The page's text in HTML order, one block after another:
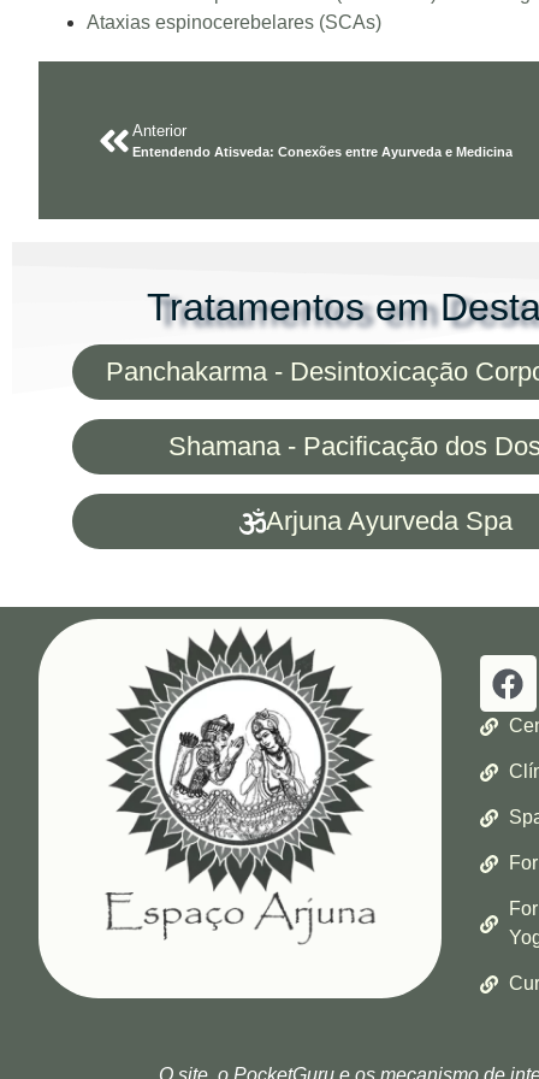
Ataxias espinocerebelares (SCAs)
Anterior
Entendendo Atisveda: Conexões entre Ayurveda e Medicina
Tratamentos em
Panchakarma - Desintoxicação
Shamana - Pacificação dos
Arjuna Ayurveda Spa
O site, o PocketGuru e os mecanismo de